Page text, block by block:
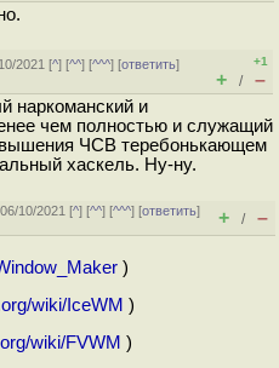
2021 [^] [^^] [^^^] [ответить]
+1
+ / –
наркоманский и
чем полностью и служащий
ЧСВ теребонькающем
хаскель. Ну-ну.
10/2021 [^] [^^] [^^^] [ответить]
+ / –
)
wiki/IceWM )
wiki/FVWM )